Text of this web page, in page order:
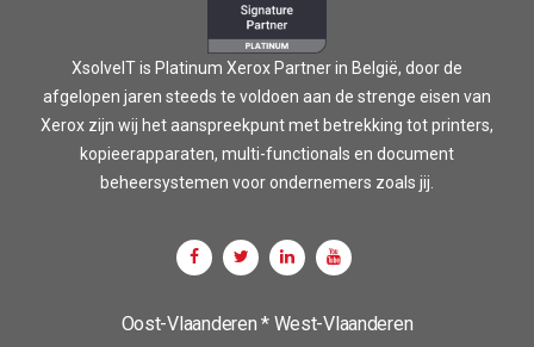
XsolveIT is Platinum Xerox Partner in België, door de
afgelopen jaren steeds te voldoen aan de strenge eisen van
Xerox zijn wij het aanspreekpunt met betrekking tot printers,
kopieerapparaten, multi-functionals en document
beheersystemen voor ondernemers zoals jij.
Oost-Vlaanderen * West-Vlaanderen